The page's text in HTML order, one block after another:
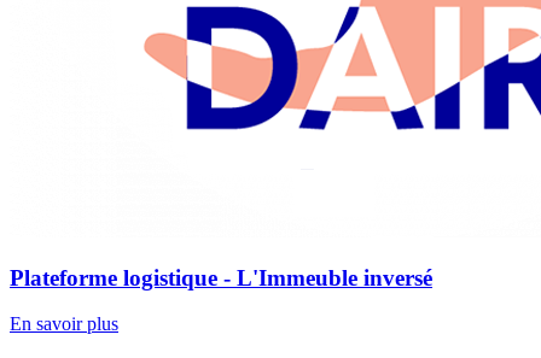
Plateforme logistique - L'Immeuble inversé
En savoir plus